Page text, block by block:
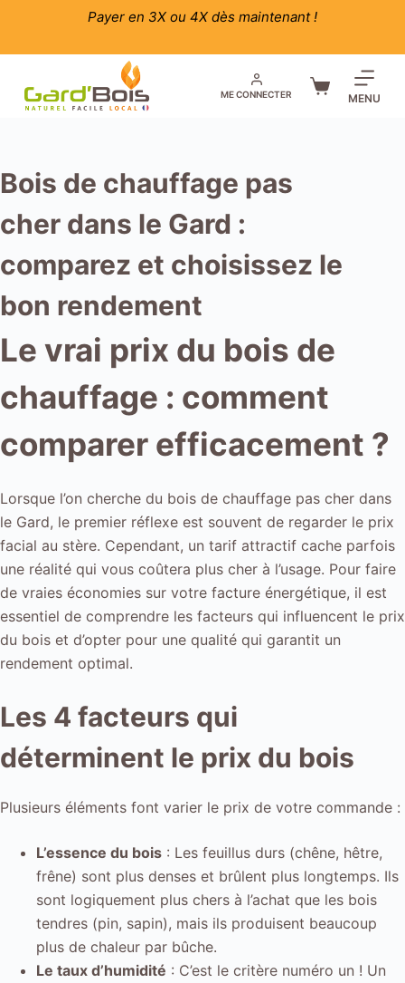
contenu
Payer en 3X ou 4X dès maintenant !
ME CONNECTER
PanierMENU
Bois de chauffage pas
cher dans le Gard :
comparez et choisissez le
bon rendement
Le vrai prix du bois de
chauffage : comment
comparer efficacement ?
Lorsque l’on cherche du bois de chauffage pas cher dans
le Gard, le premier réflexe est souvent de regarder le prix
facial au stère. Cependant, un tarif attractif cache parfois
une réalité qui vous coûtera plus cher à l’usage. Pour faire
de vraies économies sur votre facture énergétique, il est
essentiel de comprendre les facteurs qui influencent le prix
du bois et d’opter pour une qualité qui garantit un
rendement optimal.
Les 4 facteurs qui
déterminent le prix du bois
Plusieurs éléments font varier le prix de votre commande :
L’essence du bois : Les feuillus durs (chêne, hêtre,
frêne) sont plus denses et brûlent plus longtemps. Ils
sont logiquement plus chers à l’achat que les bois
tendres (pin, sapin), mais ils produisent beaucoup
plus de chaleur par bûche.
Le taux d’humidité : C’est le critère numéro un ! Un